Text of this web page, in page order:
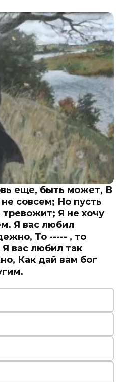
еще, быть может, В
совсем; Но пусть
Я не хочу
Я вас любил
То ----- , то
вас любил так
Как дай вам бог